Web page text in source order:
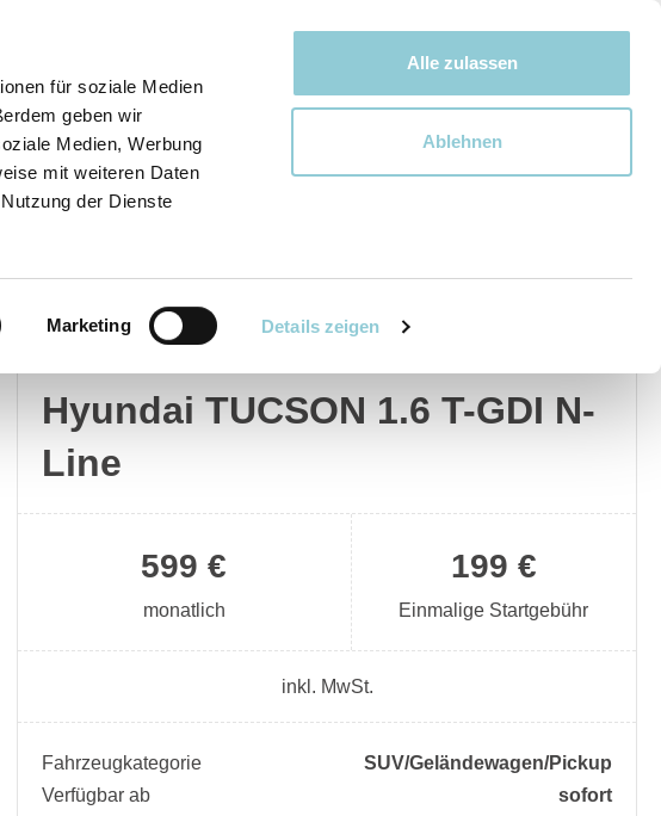
für soziale Medien
geben wir
Medien, Werbung
mit weiteren Daten
der Dienste
Marketing Details zeigen
Alle zulassen
Ablehnen
Bewegen bewegt uns!
Hyundai
Hyundai TUCSON 1.6 T-GDI N-
Line
199 €
Einmalige Startgebühr
599 €
monatlich
inkl. MwSt.
Fahrzeugkategorie
SUV/​Geländewagen/​Pickup
Verfügbar ab
sofort